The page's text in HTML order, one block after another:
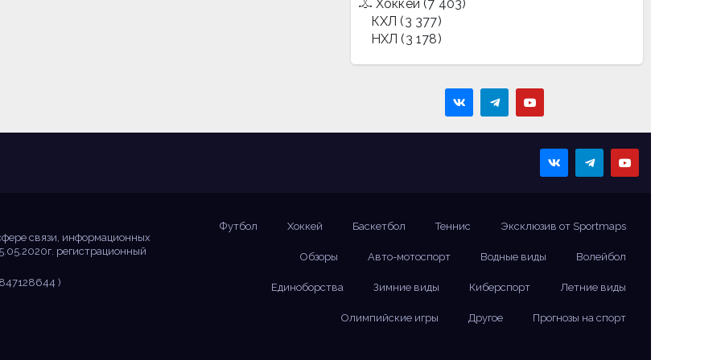
Хоккей (7 403)
КХЛ (3 377)
НХЛ (3 178)
связи, информационных
регистрационный
)
Футбол Хоккей Баскетбол Теннис Эксклюзив от Sportmaps
Обзоры Авто-мотоспорт Водные виды Волейбол
Единоборства Зимние виды Киберспорт Летние виды
Олимпийские игры Другое Прогнозы на спорт